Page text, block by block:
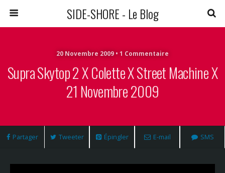
SIDE-SHORE - Le Blog
20 Novembre 2009 • 1 Commentaire
Supra Skytop 2 X Colette X Street Machine X
21 Novembre 2009
Partager Tweeter Épingler E-mail SMS